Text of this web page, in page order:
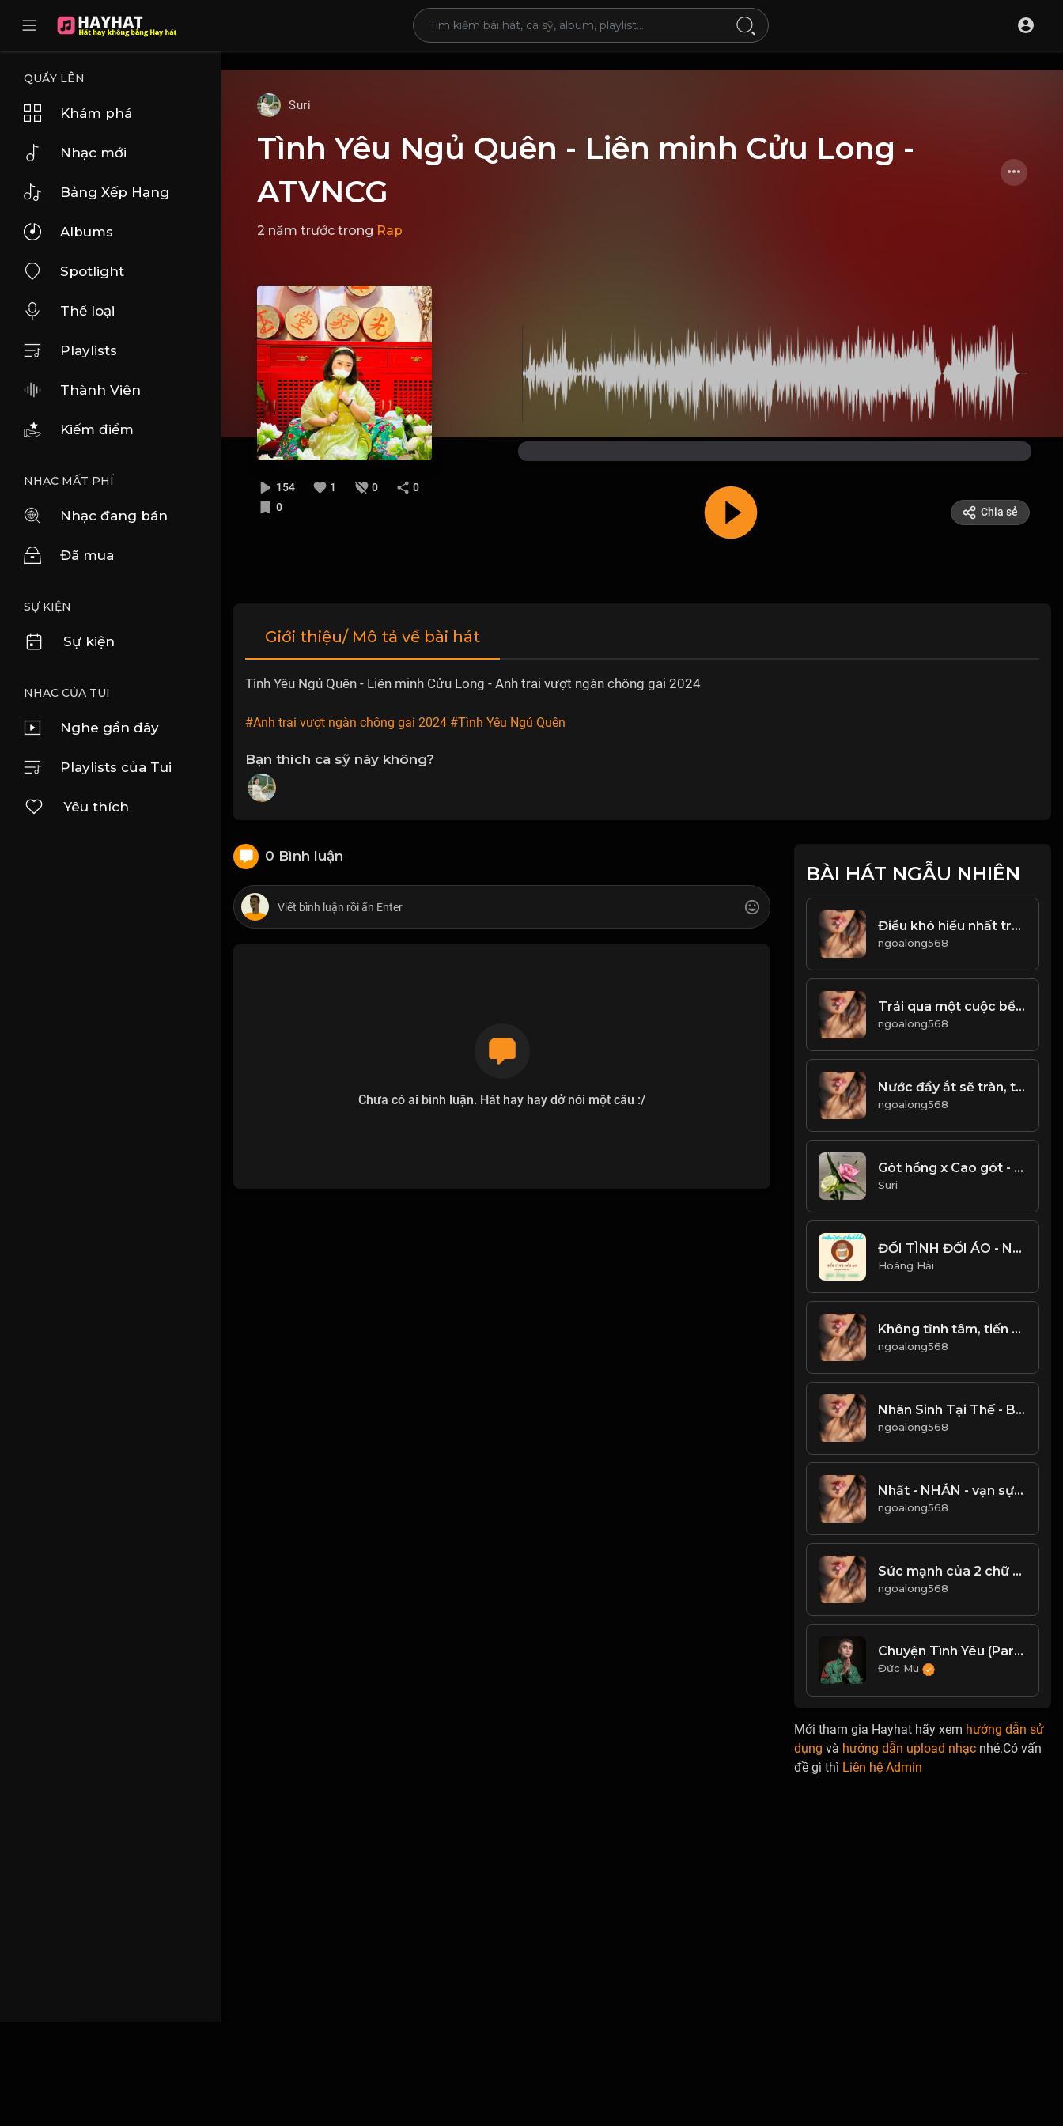
QUẨY LÊN
Khám phá
Nhạc mới
Bảng Xếp Hạng
Albums
Spotlight
Thể loại
Playlists
Thành Viên
Kiếm điểm
NHẠC MẤT PHÍ
Nhạc đang bán
Đã mua
SỰ KIỆN
Sự kiện
NHẠC CỦA TUI
Nghe gần đây
Playlists của Tui
Yêu thích
Suri
Tình Yêu Ngủ Quên - Liên minh Cửu Long -
ATVNCG
2 năm trước trong Rap
154 1 0
0
0
Chia sẻ
Giới thiệu/ Mô tả về bài hát
Tình Yêu Ngủ Quên - Liên minh Cửu Long - Anh trai vượt ngàn chông gai 2024
#Anh trai vượt ngàn chông gai 2024 #Tình Yêu Ngủ Quên
Bạn thích ca sỹ này không?
0 Bình luận
Chưa có ai bình luận. Hát hay hay dở nói một câu :/
BÀI HÁT NGẪU NHIÊN
Điều khó hiểu nhất trên đời này, chính là Lường Người! & Đạo
ngoalong568
Trải qua một cuộc bể dâu Những gì trông thấy mà đau đớn lòng & Đạo
ngoalong568
Nước đầy ắt sẽ tràn, trăng tròn rồi lại khuyết! & Đạo
ngoalong568
Gót hồng x Cao gót - ATVNCG
Suri
ĐỔI TÌNH ĐỔI ÁO - NGUYỄN THÀNH ĐẠT - GIA HUY COVER - NHẠC CHILL CỰC HAY
Hoàng Hải
Không tĩnh tâm, tiến xa nổi! Đạo
ngoalong568
Nhân Sinh Tại Thế - Bể Khổ Trầm Luân! & Đạo
ngoalong568
Nhất - NHẪN - vạn sự thành công Việc nhỏ không mang lại, bắt đầu sự việc lớn Đạo
ngoalong568
Sức mạnh của 2 chữ chờ đợi! & Đạo
ngoalong568
Chuyện Tình Yêu (Part.2) - Kitty, Shiverone
Đức Mu
Mới tham gia Hayhat hãy xem hướng dẫn sử
dụng và hướng dẫn upload nhạc nhé.Có vấn
đề gì thì Liên hệ Admin